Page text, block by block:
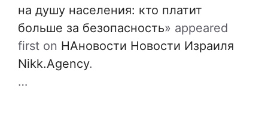
на душу населения: кто платит
больше за безопасность» appeared
first on НАновости Новости Израиля
Nikk.Agency.
…